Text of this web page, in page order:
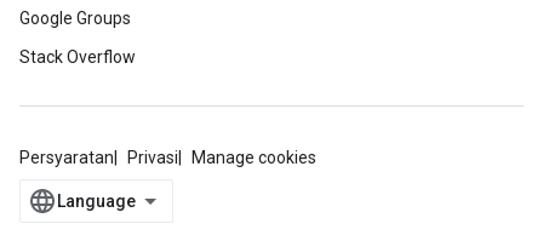
Google Groups
Stack Overflow
Persyaratan Privasi Manage cookies